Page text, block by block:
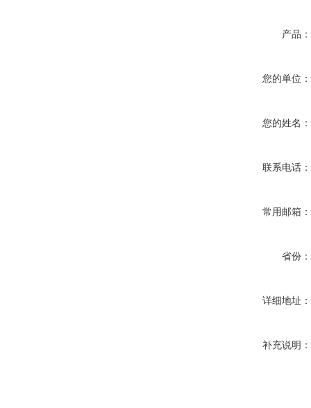
产品：
您的单位：
您的姓名：
联系电话：
常用邮箱：
省份：
详细地址：
补充说明：